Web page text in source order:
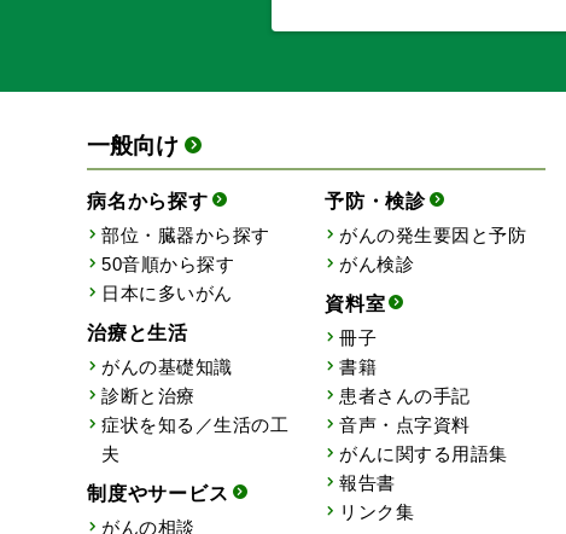
一般向け
病名から探す
部位・臓器から探す
50音順から探す
日本に多いがん
治療と生活
がんの基礎知識
診断と治療
症状を知る／生活の工
夫
制度やサービス
がんの相談
予防・検診
がんの発生要因と予防
がん検診
資料室
冊子
書籍
患者さんの手記
音声・点字資料
がんに関する用語集
報告書
リンク集